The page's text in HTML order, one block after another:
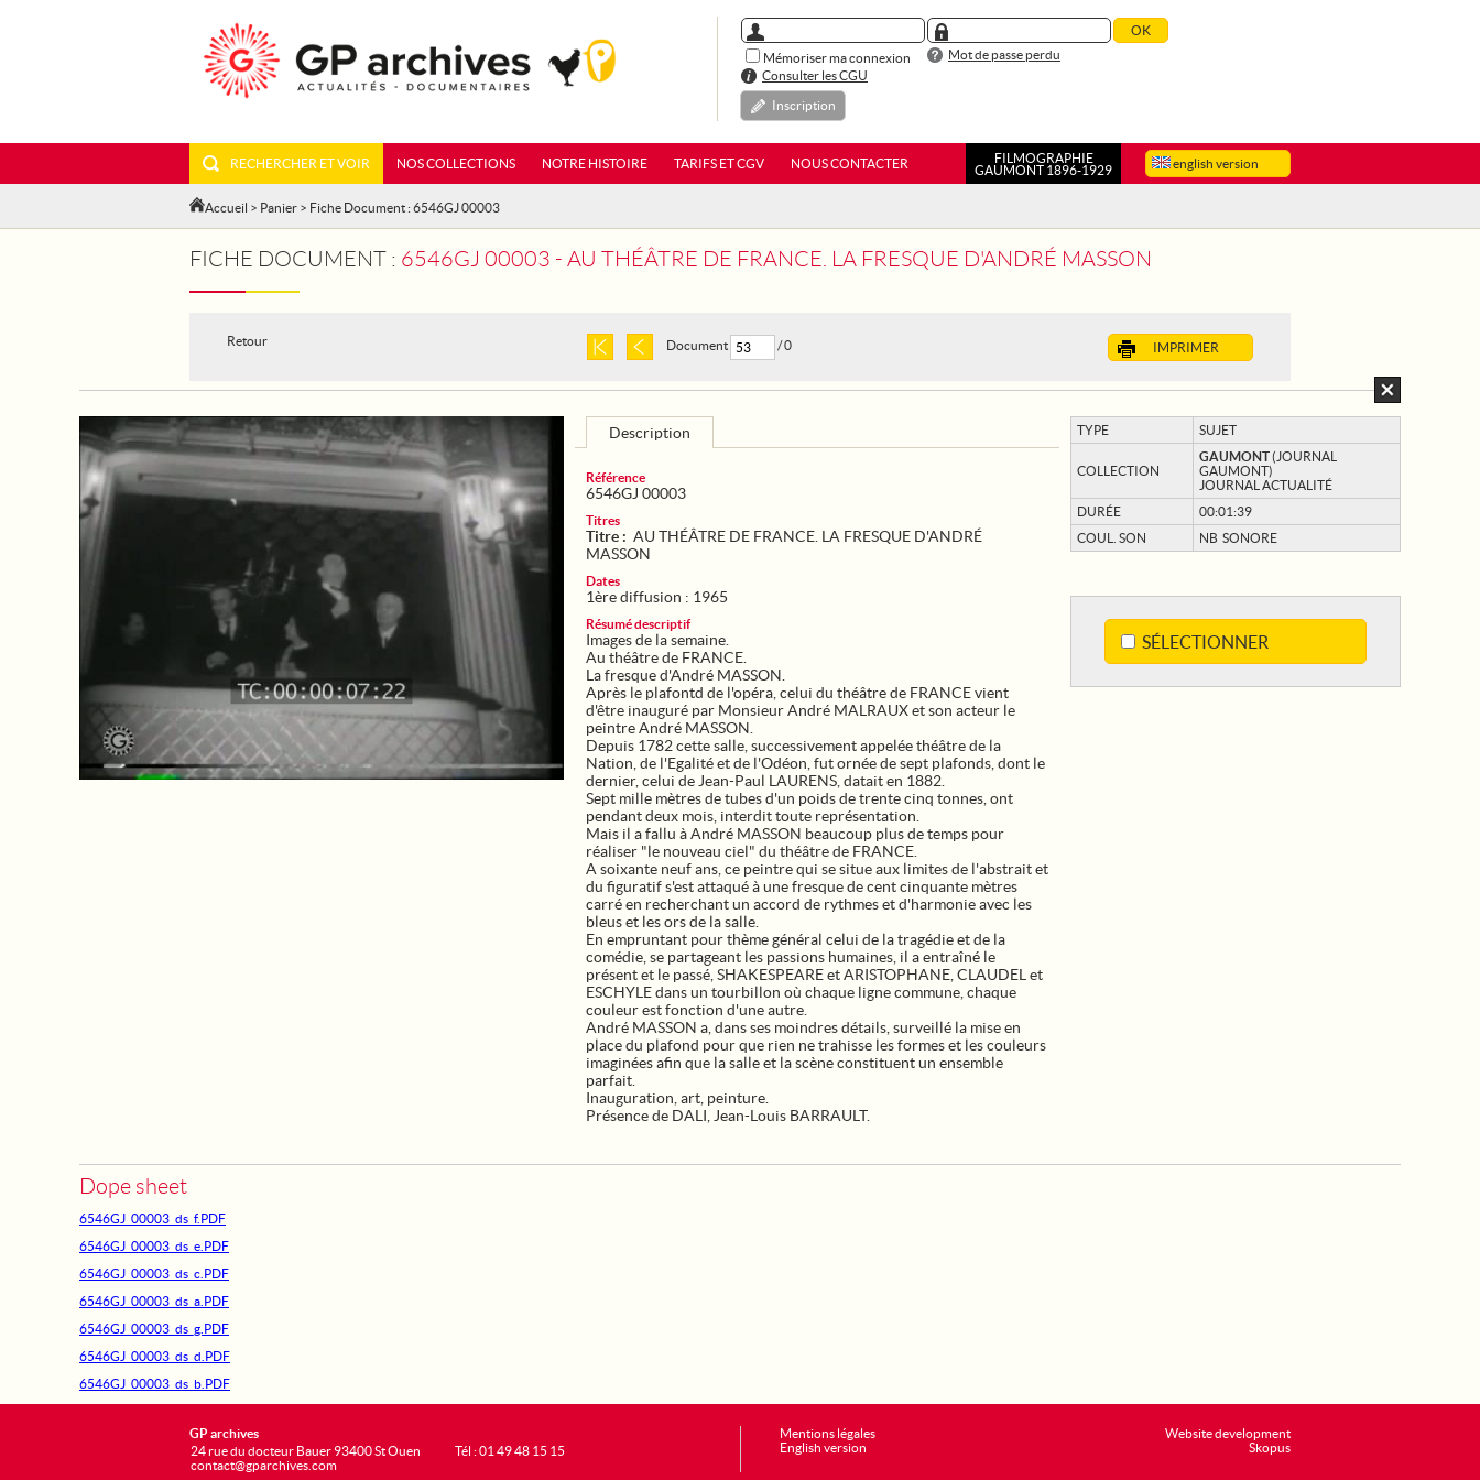
Mémoriser ma connexion
Mot de passe perdu
Consulter les CGU
Inscription
english version
RECHERCHER ET VOIR NOS COLLECTIONS NOTRE HISTOIRE TARIFS ET CGV NOUS CONTACTER
FILMOGRAPHIE
GAUMONT 1896-1929
Accueil > Panier > Fiche Document : 6546GJ 00003
FICHE DOCUMENT : 6546GJ 00003 - AU THÉÂTRE DE FRANCE. LA FRESQUE D'ANDRÉ MASSON
Retour IMPRIMER
Document / 0
TYPE SUJET
COLLECTION
GAUMONT(JOURNAL
GAUMONT)
JOURNAL ACTUALITÉ
DURÉE
00:01:39
COUL. SON
NB SONORE
SÉLECTIONNER
Description
Référence
6546GJ 00003
Titres
Titre : AU THÉÂTRE DE FRANCE. LA FRESQUE D'ANDRÉ
MASSON
Dates
1ère diffusion : 1965
Résumé descriptif
Images de la semaine.
Au théâtre de FRANCE.
La fresque d'André MASSON.
Après le plafontd de l'opéra, celui du théâtre de FRANCE vient
d'être inauguré par Monsieur André MALRAUX et son acteur le
peintre André MASSON.
Depuis 1782 cette salle, successivement appelée théâtre de la
Nation, de l'Egalité et de l'Odéon, fut ornée de sept plafonds, dont le
dernier, celui de Jean-Paul LAURENS, datait en 1882.
Sept mille mètres de tubes d'un poids de trente cinq tonnes, ont
pendant deux mois, interdit toute représentation.
Mais il a fallu à André MASSON beaucoup plus de temps pour
réaliser "le nouveau ciel" du théâtre de FRANCE.
A soixante neuf ans, ce peintre qui se situe aux limites de l'abstrait et
du figuratif s'est attaqué à une fresque de cent cinquante mètres
carré en recherchant un accord de rythmes et d'harmonie avec les
bleus et les ors de la salle.
En empruntant pour thème général celui de la tragédie et de la
comédie, se partageant les passions humaines, il a entraîné le
présent et le passé, SHAKESPEARE et ARISTOPHANE, CLAUDEL et
ESCHYLE dans un tourbillon où chaque ligne commune, chaque
couleur est fonction d'une autre.
André MASSON a, dans ses moindres détails, surveillé la mise en
place du plafond pour que rien ne trahisse les formes et les couleurs
imaginées afin que la salle et la scène constituent un ensemble
parfait.
Inauguration, art, peinture.
Présence de DALI, Jean-Louis BARRAULT.
Dope sheet
6546GJ_00003_ds_f.PDF
6546GJ_00003_ds_e.PDF
6546GJ_00003_ds_c.PDF
6546GJ_00003_ds_a.PDF
6546GJ_00003_ds_g.PDF
6546GJ_00003_ds_d.PDF
6546GJ_00003_ds_b.PDF
Website development
Skopus
GP archives
24 rue du docteur Bauer 93400 St Ouen
contact@gparchives.com
Tél : 01 49 48 15 15
Mentions légales
English version